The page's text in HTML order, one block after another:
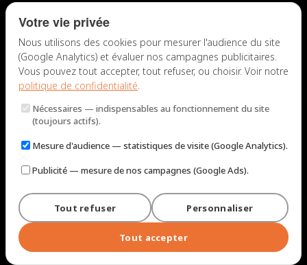
Candidater chez nous
NOUS CONTACTER
Lun – Jeu : 9h – 12h / 14h – 18h
© 2026 Immobilière Pujol — Marseille. Tous droits réservés.
Mentions légales et tarifsPolitique de confidentialitéPlan du site
Gérer les cookies
Votre vie privée
Nous utilisons des cookies pour mesurer l'audience du site
(Google Analytics) et évaluer nos campagnes publicitaires.
Vous pouvez tout accepter, tout refuser, ou choisir. Voir notre
politique de confidentialité.
Nécessaires — indispensables au fonctionnement du site
(toujours actifs).
Mesure d'audience — statistiques de visite (Google Analytics).
Publicité — mesure de nos campagnes (Google Ads).
Tout refuser Personnaliser
Tout accepter